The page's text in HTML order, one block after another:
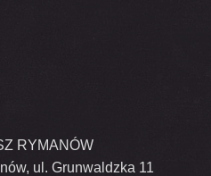
RYMANÓW
ul. Grunwaldzka 11